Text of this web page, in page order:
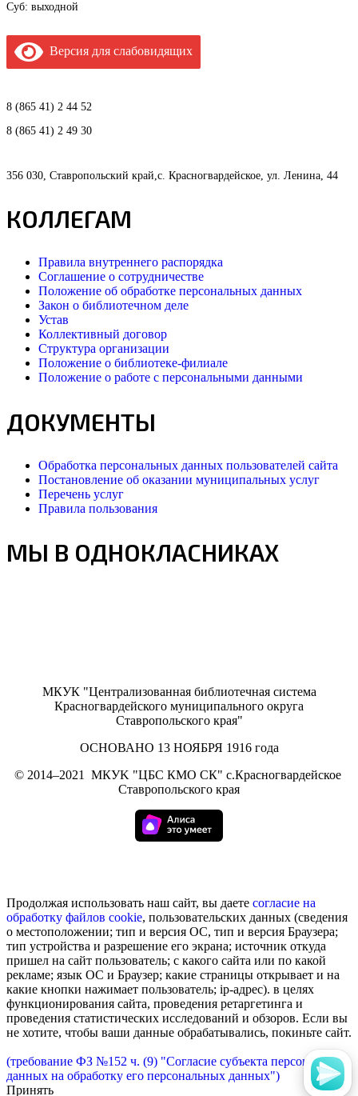
Суб: выходной
Версия для слабовидящих
8 (865 41) 2 44 52
8 (865 41) 2 49 30
356 030, Ставропольский край,с. Красногвардейское, ул. Ленина, 44
КОЛЛЕГАМ
Правила внутреннего распорядка
Соглашение о сотрудничестве
Положение об обработке персональных данных
Закон о библиотечном деле
Устав
Коллективный договор
Структура организации
Положение о библиотеке-филиале
Положение о работе с персональными данными
ДОКУМЕНТЫ
Обработка персональных данных пользователей сайта
Постановление об оказании муниципальных услуг
Перечень услуг
Правила пользования
МЫ В ОДНОКЛАСНИКАХ
МКУК "Централизованная библиотечная система
Красногвардейского муниципального округа
Ставропольского края"
ОСНОВАНО 13 НОЯБРЯ 1916 года
© 2014–2021
МКУK "ЦБС КМО СК" с.Красногвардейское
Ставропольского края
Продолжая использовать наш сайт, вы даете согласие на
обработку файлов cookie, пользовательских данных (сведения
о местоположении; тип и версия ОС, тип и версия Браузера;
тип устройства и разрешение его экрана; источник откуда
пришел на сайт пользователь; с какого сайта или по какой
рекламе; язык ОС и Браузер; какие страницы открывает и на
какие кнопки нажимает пользователь; ip-адрес). в целях
функционирования сайта, проведения ретаргетинга и
проведения статистических исследований и обзоров. Если вы
не хотите, чтобы ваши данные обрабатывались, покиньте сайт.
(требование ФЗ №152 ч. (9) "Согласие субъекта персональных
данных на обработку его персональных данных")
Принять